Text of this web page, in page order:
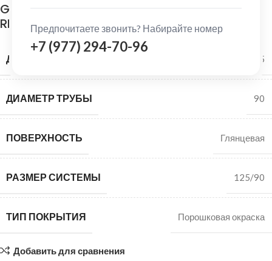
Предпочитаете звонить? Набирайте номер
+7 (977) 294-70-96
Grand Line: Соединитель желоба 125/90 ПО
RR 29
ДИАМЕТР ЖЕЛОБА 125
ДИАМЕТР ТРУБЫ 90
ПОВЕРХНОСТЬ Глянцевая
РАЗМЕР СИСТЕМЫ 125/90
ТИП ПОКРЫТИЯ Порошковая окраска
Добавить для сравнения